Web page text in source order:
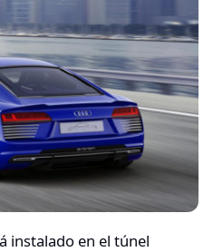
instalado en el túnel